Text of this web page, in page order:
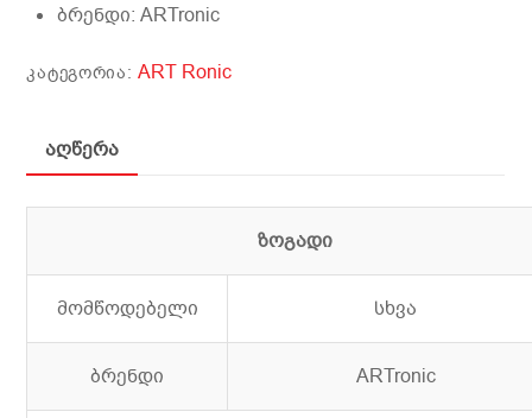
ბრენდი: ARTronic
ᲙᲐᲢᲔᲒᲝᲠᲘᲐ:ART Ronic
აღწერა
ზოგადი
მომწოდებელი სხვა
ბრენდი ARTronic